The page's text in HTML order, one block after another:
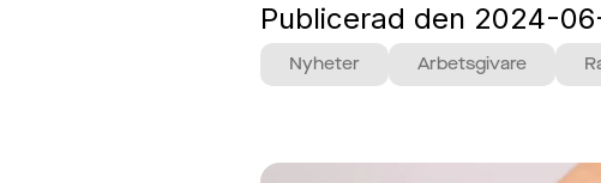
Publicerad den 2024-
Nyheter Arbetsgivare